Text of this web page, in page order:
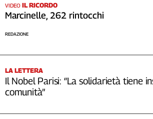
La
redazione
Newsletter
Social
VIDEO IL RICORDO
Marcinelle, 262 rintocchi
REDAZIONE
LA LETTERA
Il Nobel Parisi: “La solidarietà tiene
comunità”